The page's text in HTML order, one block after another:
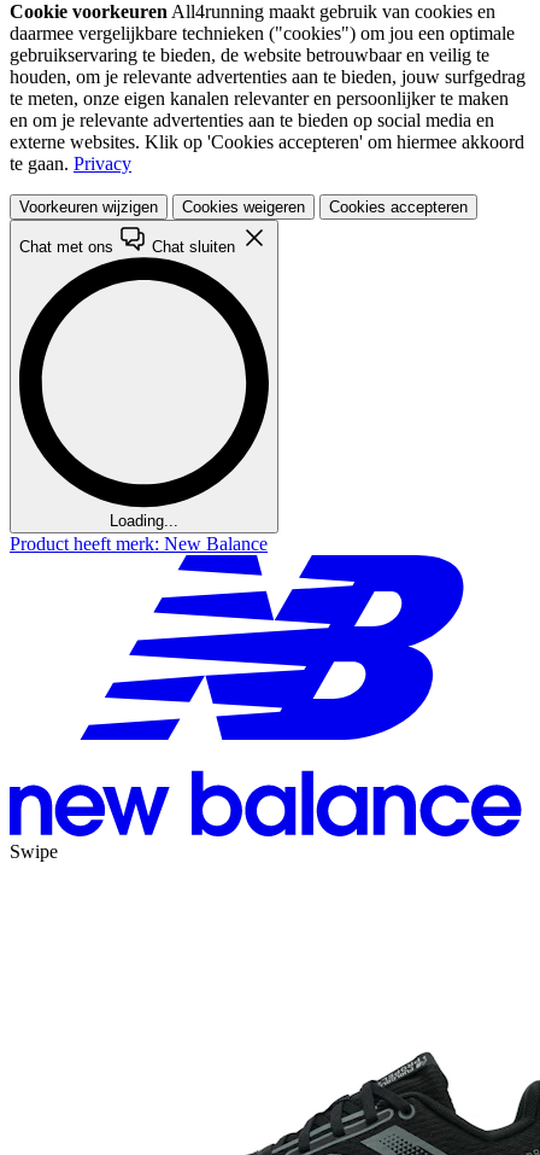
Cookie voorkeuren All4running maakt gebruik van cookies en
daarmee vergelijkbare technieken ("cookies") om jou een optimale
gebruikservaring te bieden, de website betrouwbaar en veilig te
houden, om je relevante advertenties aan te bieden, jouw surfgedrag
te meten, onze eigen kanalen relevanter en persoonlijker te maken
en om je relevante advertenties aan te bieden op social media en
externe websites. Klik op 'Cookies accepteren' om hiermee akkoord
te gaan. Privacy
Voorkeuren wijzigen Cookies weigeren Cookies accepteren
Chat met ons Chat sluiten
Loading...
Product heeft merk: New Balance
Swipe